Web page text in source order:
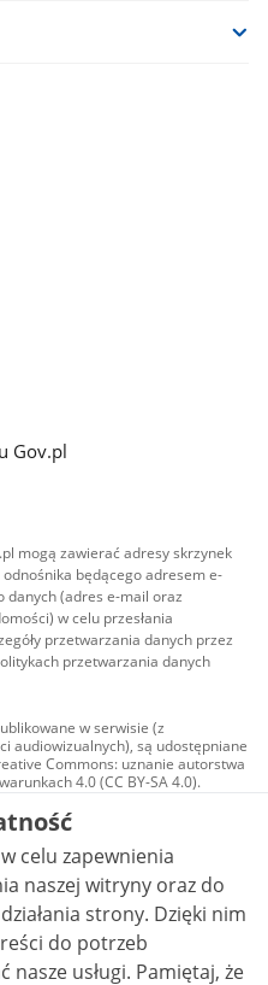
Gov.pl
mogą zawierać adresy skrzynek
będącego adresem e-
danych (adres e-mail oraz
w celu przesłania
przetwarzania danych przez
przetwarzania danych
w serwisie (z
audiowizualnych), są udostępniane
Commons: uznanie autorstwa
4.0 (CC BY-SA 4.0).
w tym zdjęcia, materiały
na licencji typu
uznanie autorstwa użycie
utworów zależnych 4.0 (CC BY-
jest to stwierdzone inaczej.
celu zapewnienia
naszej witryny oraz do
strony. Dzięki nim
do potrzeb
Pamiętaj, że